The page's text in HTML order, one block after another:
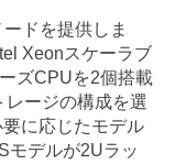
ドを提供しま
Xeonスケーラブ
ズCPUを2個搭載
レージの構成を選
に応じたモデル
モデルが2Uラッ